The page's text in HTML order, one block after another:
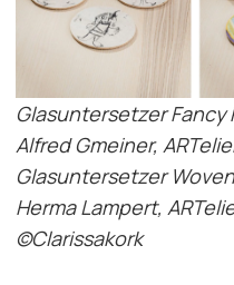
Glasuntersetzer Fancy
Alfred Gmeiner,
Glasuntersetzer
Herma Lampert,
©Clarissakork